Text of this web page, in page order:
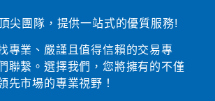
尖團隊，提供一站式的優質服務!
專業、嚴謹且值得信賴的交易專
聯繫。選擇我們，您將擁有的不僅
先市場的專業視野！